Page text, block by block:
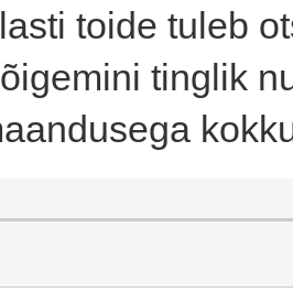
toide tuleb
tinglik